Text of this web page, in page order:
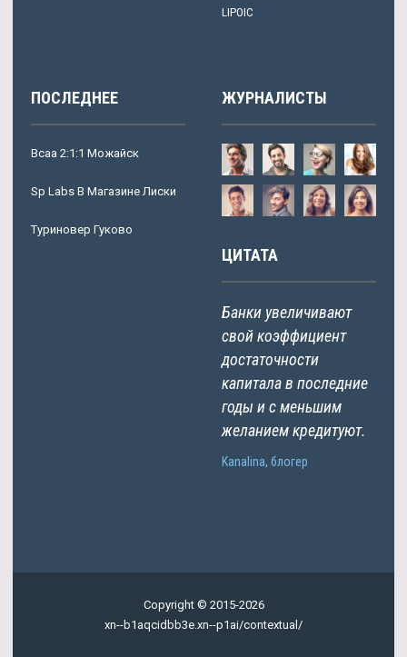
LIPOIC
ПОСЛЕДНЕЕ
Всаа 2:1:1 Можайск
Sp Labs В Магазине Лиски
Туриновер Гуково
ЖУРНАЛИСТЫ
ЦИТАТА
Банки увеличивают
свой коэффициент
достаточности
капитала в последние
годы и с меньшим
желанием кредитуют.
Kanalina, блогер
Copyright © 2015-2026
xn--b1aqcidbb3e.xn--p1ai/contextual/